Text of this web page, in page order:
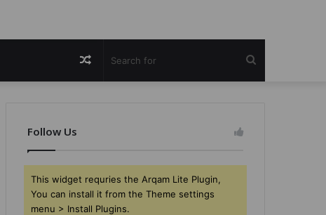
Random
Follow Us
This widget requries the Arqam Lite Plugin,
You can install it from the Theme settings
menu > Install Plugins.